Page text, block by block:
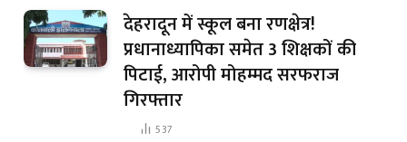
देहरादून में स्कूल बना रणक्षेत्र!
प्रधानाध्यापिका समेत 3 शिक्षकों की
पिटाई, आरोपी मोहम्मद सरफराज
गिरफ्तार
537